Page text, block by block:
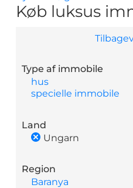
Du er her
Køb luksus
Type af immobile
hus
specielle immobile
Land
Ungarn
Region
Baranya